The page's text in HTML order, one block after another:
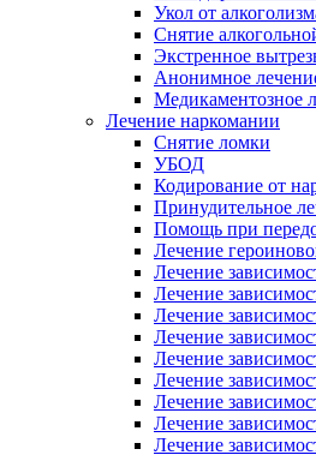
Укол от
Снятие
Экстренное
Анонимное
Медикаментозное
Лечение наркомании
Снятие ломки
УБОД
Кодирование от
Принудительное
Помощь при
Лечение
Лечение
Лечение
Лечение
Лечение
Лечение
Лечение
Лечение
Лечение
Лечение